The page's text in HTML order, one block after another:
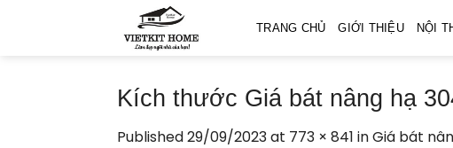
TRANG CHỦ GIỚI THIỆU NỘI
Kích thước Giá bát nâng hạ
Published29/09/2023at 773 × 841 inGiá bát